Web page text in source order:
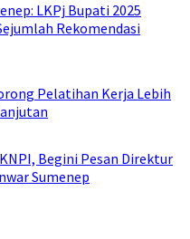
LKPj Bupati 2025
Rekomendasi
Pelatihan Kerja Lebih
Begini Pesan Direktur
Sumenep